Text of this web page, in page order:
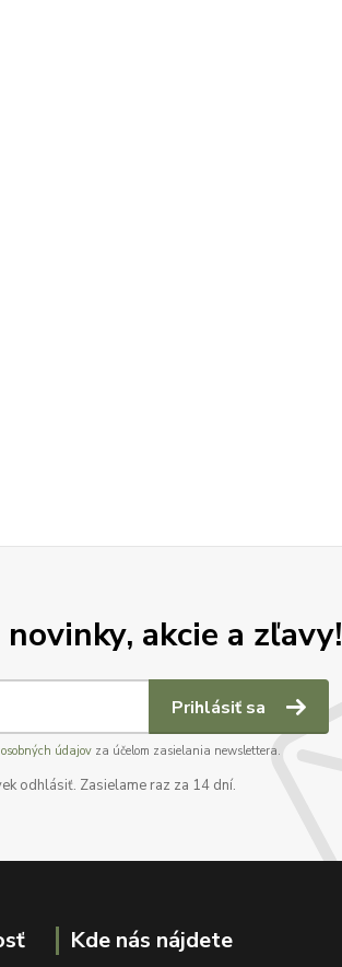
akcie a zľavy!
Prihlásiť sa
údajovza účelom zasielania newslettera.
odhlásiť. Zasielame raz za 14 dní.
Kde nás nájdete